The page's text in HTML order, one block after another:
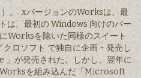
。. xバージョンのWorksは、最
は、最初の Windows 向けのバー
Worksを除いた同様のスイート
ロソフト で独自に企画・発売し
」が発売された。しかし、翌年に
を組み込んだ「Microsoft